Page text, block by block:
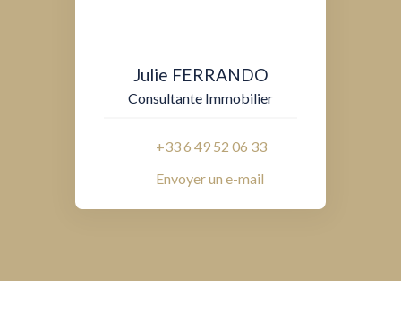
Julie FERRANDO
Consultante Immobilier
+33 6 49 52 06 33
Envoyer un e-mail